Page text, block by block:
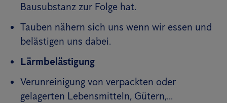
Bausubstanz zur Folge hat.
Tauben nähern sich uns wenn wir essen und
belästigen uns dabei.
Lärmbelästigung
Verunreinigung von verpackten oder
gelagerten Lebensmitteln, Gütern,...